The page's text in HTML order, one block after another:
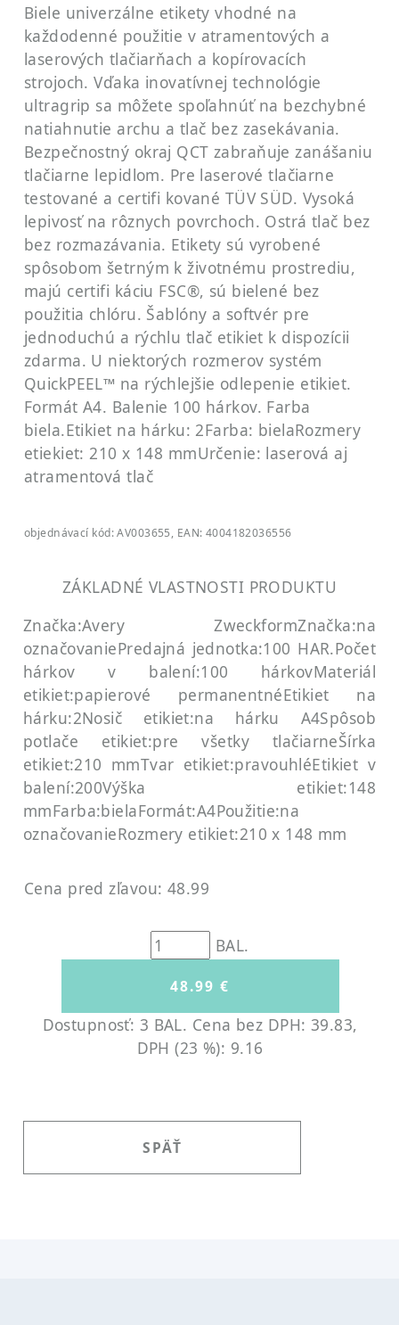
Biele univerzálne etikety vhodné na
každodenné použitie v atramentových a
laserových tlačiarňach a kopírovacích
strojoch. Vďaka inovatívnej technológie
ultragrip sa môžete spoľahnúť na bezchybné
natiahnutie archu a tlač bez zasekávania.
Bezpečnostný okraj QCT zabraňuje zanášaniu
tlačiarne lepidlom. Pre laserové tlačiarne
testované a certifi kované TÜV SÜD. Vysoká
lepivosť na rôznych povrchoch. Ostrá tlač bez
bez rozmazávania. Etikety sú vyrobené
spôsobom šetrným k životnému prostrediu,
majú certifi káciu FSC®, sú bielené bez
použitia chlóru. Šablóny a softvér pre
jednoduchú a rýchlu tlač etikiet k dispozícii
zdarma. U niektorých rozmerov systém
QuickPEEL™ na rýchlejšie odlepenie etikiet.
Formát A4. Balenie 100 hárkov. Farba
biela.Etikiet na hárku: 2Farba: bielaRozmery
etiekiet: 210 x 148 mmUrčenie: laserová aj
atramentová tlač
objednávací kód: AV003655, EAN: 4004182036556
ZÁKLADNÉ VLASTNOSTI PRODUKTU
Značka:Avery ZweckformZnačka:na
označovaniePredajná jednotka:100 HAR.Počet
hárkov v balení:100 hárkovMateriál
etikiet:papierové permanentnéEtikiet na
hárku:2Nosič etikiet:na hárku A4Spôsob
potlače etikiet:pre všetky tlačiarneŠírka
etikiet:210 mmTvar etikiet:pravouhléEtikiet v
balení:200Výška etikiet:148
mmFarba:bielaFormát:A4Použitie:na
označovanieRozmery etikiet:210 x 148 mm
Cena pred zľavou: 48.99
BAL.
Dostupnosť: 3 BAL. Cena bez DPH: 39.83,
DPH (23 %): 9.16
SPÄŤ